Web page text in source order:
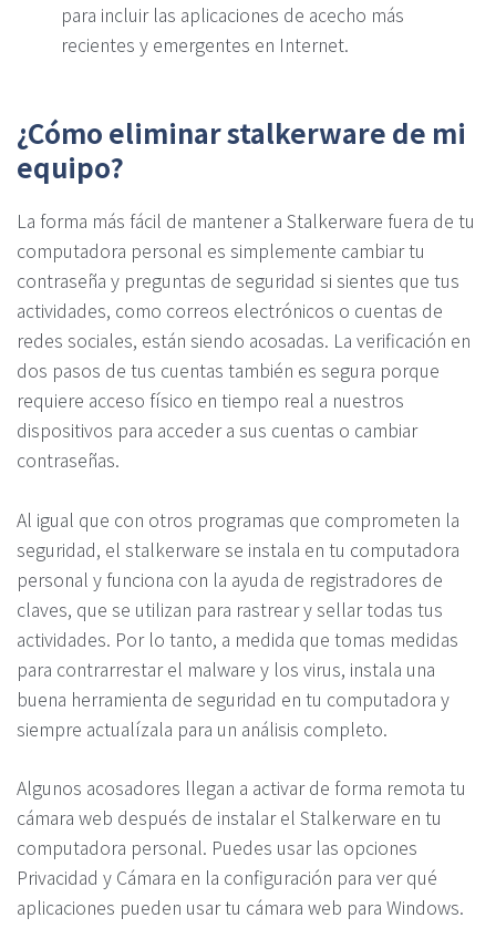
para incluir las aplicaciones de acecho más
recientes y emergentes en Internet.
¿Cómo eliminar stalkerware de mi
equipo?
La forma más fácil de mantener a Stalkerware fuera de tu
computadora personal es simplemente cambiar tu
contraseña y preguntas de seguridad si sientes que tus
actividades, como correos electrónicos o cuentas de
redes sociales, están siendo acosadas. La verificación en
dos pasos de tus cuentas también es segura porque
requiere acceso físico en tiempo real a nuestros
dispositivos para acceder a sus cuentas o cambiar
contraseñas.
Al igual que con otros programas que comprometen la
seguridad, el stalkerware se instala en tu computadora
personal y funciona con la ayuda de registradores de
claves, que se utilizan para rastrear y sellar todas tus
actividades. Por lo tanto, a medida que tomas medidas
para contrarrestar el malware y los virus, instala una
buena herramienta de seguridad en tu computadora y
siempre actualízala para un análisis completo.
Algunos acosadores llegan a activar de forma remota tu
cámara web después de instalar el Stalkerware en tu
computadora personal. Puedes usar las opciones
Privacidad y Cámara en la configuración para ver qué
aplicaciones pueden usar tu cámara web para Windows.